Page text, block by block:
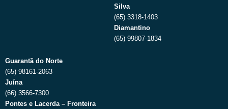
Silva
(65) 3318-1403
Diamantino
(65) 99807-1834
Guarantã do Norte
(65) 98161-2063
Juína
(66) 3566-7300
Pontes e Lacerda – Fronteira